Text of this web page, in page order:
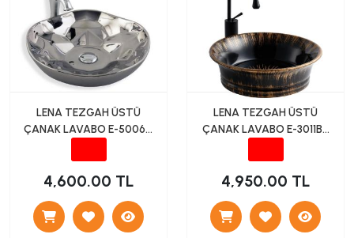
LENA TEZGAH ÜSTÜ
ÇANAK LAVABO E-5006G
4,600.00 TL
LENA TEZGAH ÜSTÜ
ÇANAK LAVABO E-3011BR
4,950.00 TL